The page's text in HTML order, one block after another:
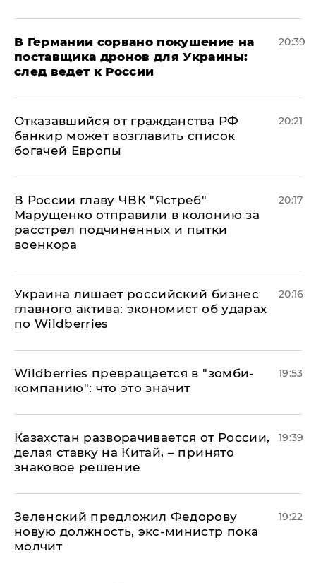
​В Германии сорвано покушение на
поставщика дронов для Украины:
след ведет к России
20:39
Отказавшийся от гражданства РФ
банкир может возглавить список
богачей Европы
20:21
В России главу ЧВК "Ястреб"
Марущенко отправили в колонию за
расстрел подчиненных и пытки
военкора
20:17
​Украина лишает российский бизнес
главного актива: экономист об ударах
по Wildberries
20:16
Wildberries превращается в "зомби-
компанию": что это значит
19:53
Казахстан разворачивается от России,
делая ставку на Китай, – принято
знаковое решение
19:39
Зеленский предложил Федорову
новую должность, экс-министр пока
молчит
19:22